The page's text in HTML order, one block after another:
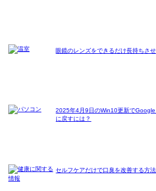
眼鏡のレンズをできるだけ長持ちさ
2025年4月9日のWin10更新で
に戻すには？
セルフケアだけで口臭を改善する方法